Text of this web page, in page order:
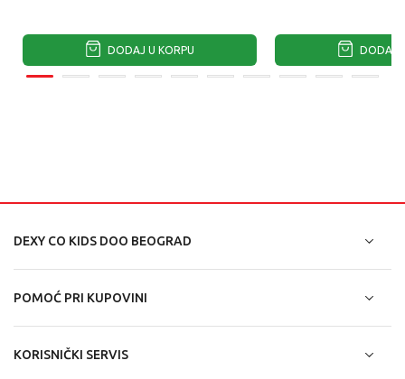
DODAJ U KORPU DODAJ
DEXY CO KIDS DOO BEOGRAD
POMOĆ PRI KUPOVINI
KORISNIČKI SERVIS